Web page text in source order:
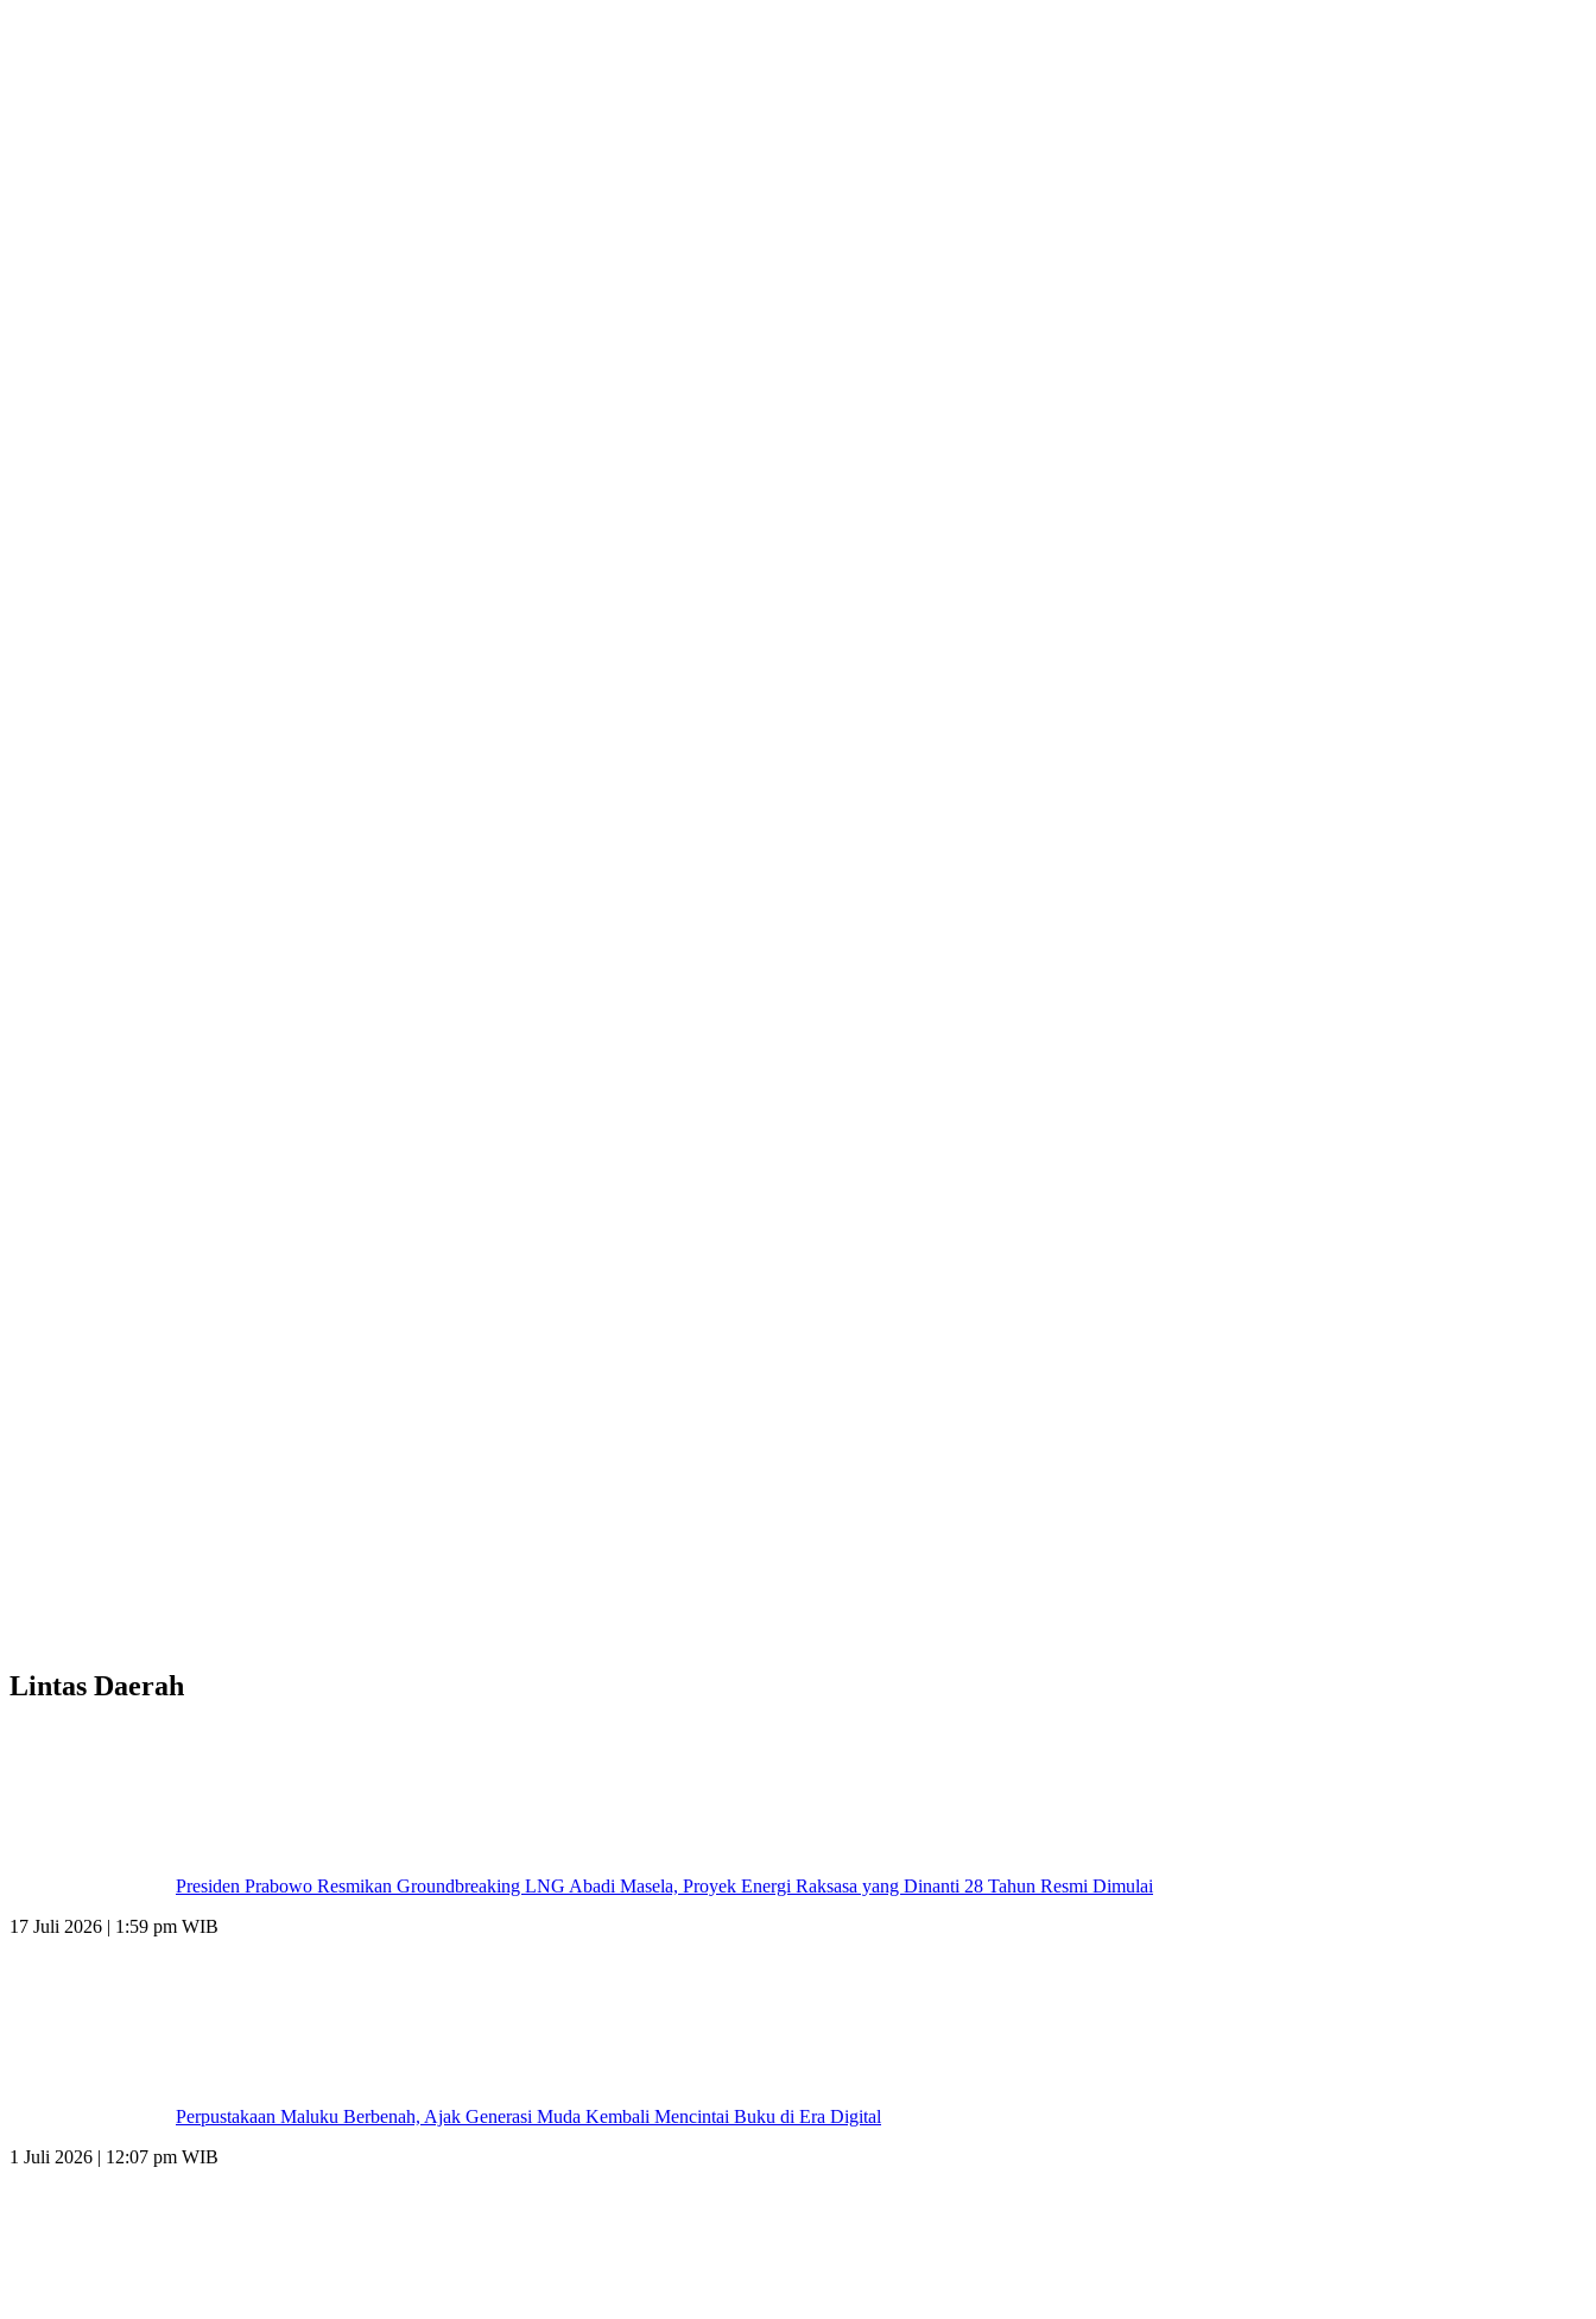
Lintas Daerah
Presiden Prabowo Resmikan Groundbreaking LNG Abadi Masela, Proyek Energi Raksasa yang Dinanti 28 Tahun Resmi Dimulai
17 Juli 2026 | 1:59 pm WIB
Perpustakaan Maluku Berbenah, Ajak Generasi Muda Kembali Mencintai Buku di Era Digital
1 Juli 2026 | 12:07 pm WIB